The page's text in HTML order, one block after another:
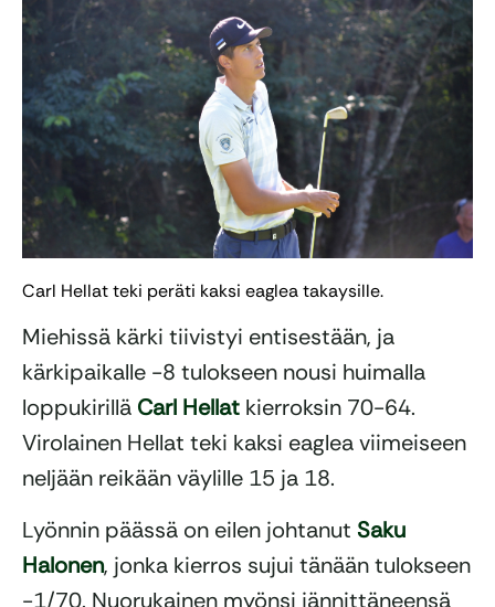
Carl Hellat teki peräti kaksi eaglea takaysille.
Miehissä kärki tiivistyi entisestään, ja
kärkipaikalle -8 tulokseen nousi huimalla
loppukirillä Carl Hellat kierroksin 70-64.
Virolainen Hellat teki kaksi eaglea viimeiseen
neljään reikään väylille 15 ja 18.
Lyönnin päässä on eilen johtanut Saku
Halonen, jonka kierros sujui tänään tulokseen
-1/70. Nuorukainen myönsi jännittäneensä